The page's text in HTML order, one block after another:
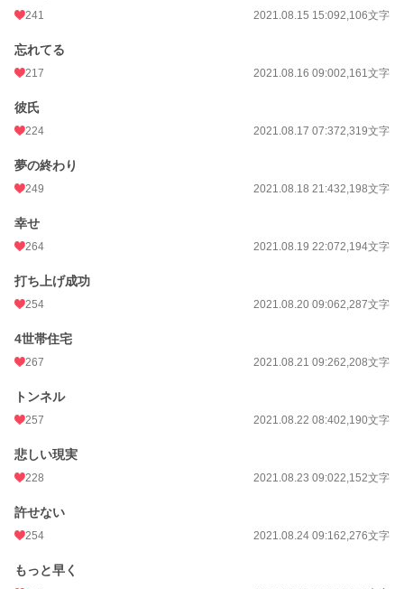
241 2021.08.15 15:092,106文字
忘れてる
217 2021.08.16 09:002,161文字
彼氏
224 2021.08.17 07:372,319文字
夢の終わり
249 2021.08.18 21:432,198文字
幸せ
264 2021.08.19 22:072,194文字
打ち上げ成功
254 2021.08.20 09:062,287文字
4世帯住宅
267 2021.08.21 09:262,208文字
トンネル
257 2021.08.22 08:402,190文字
悲しい現実
228 2021.08.23 09:022,152文字
許せない
254 2021.08.24 09:162,276文字
もっと早く